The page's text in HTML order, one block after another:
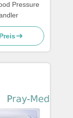
Pressure